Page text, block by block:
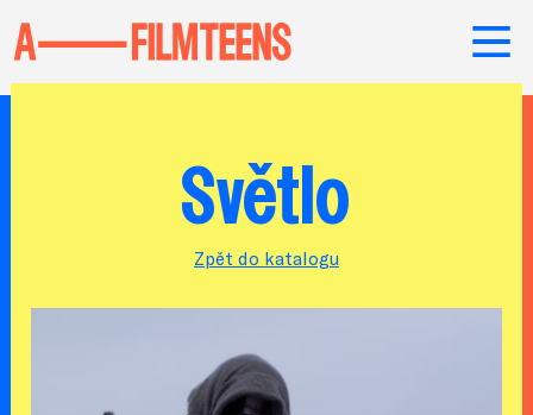
Světlo
Zpět do katalogu